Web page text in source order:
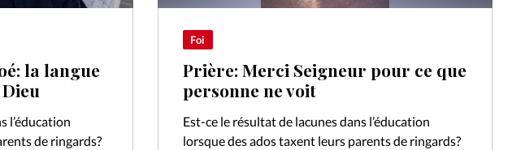
la langue
l’éducation
de ringards?
Foi
Prière: Merci Seigneur pour ce que
personne ne voit
Est-ce le résultat de lacunes dans l’éducation
lorsque des ados taxent leurs parents de ringards?